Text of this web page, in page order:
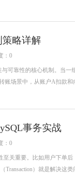
策略详解
：0
靠性的核心机制。当一
账场景中，从账户A扣款和
事务实战
：0
关重要。比如用户下单后
Transaction）就是解决